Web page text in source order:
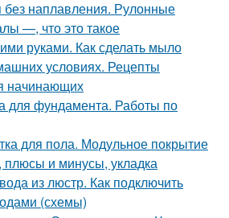
без наплавления. Рулонные
—, что это такое
руками. Как сделать мыло
условиях. Рецепты
начинающих
для фундамента. Работы по
для пола. Модульное покрытие
и минусы, укладка
из люстр. Как подключить
(схемы)